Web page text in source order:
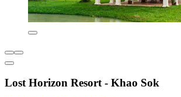
Lost Horizon Resort - Khao Sok